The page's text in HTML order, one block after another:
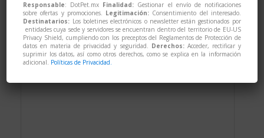
Adulto,Adulto, Alimento,Alimentos, Basico,Economico
CARE DOG ADULTO 25KILOS
Responsable: DotPet.mx Finalidad: Gestionar el envío de notificaciones
sobre ofertas y promociones. Legitimación: Consentimiento del interesado.
Destinatarios: Los boletines electrónicos o newsletter están gestionados por
entidades cuya sede y servidores se encuentran dentro del territorio de EU-US
Privacy Shield, cumpliendo con los preceptos del Reglamentos de Protección de
datos en materia de privacidad y seguridad. Derechos: Acceder, rectificar y
suprimir los datos, así como otros derechos, como se explica en la información
adicional. Políticas de Privacidad.